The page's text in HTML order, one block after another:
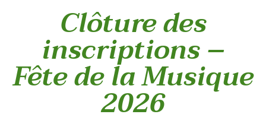
Clôture des
inscriptions –
Fête de la Musique
2026